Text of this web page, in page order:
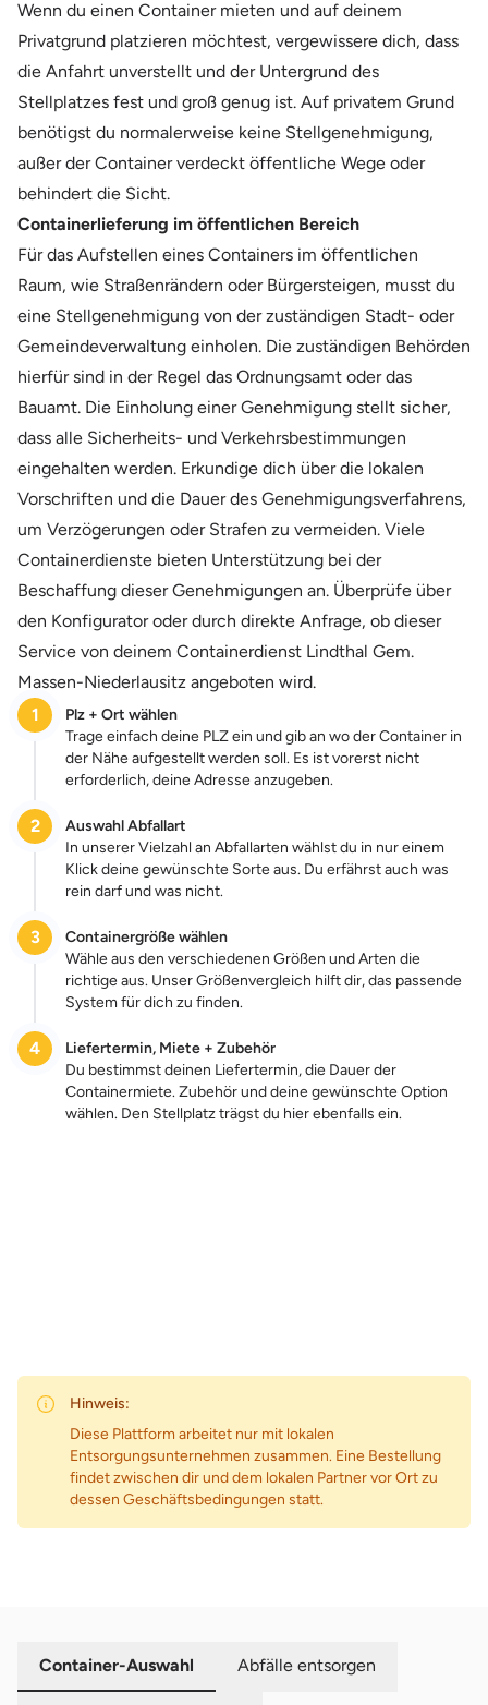
Wenn du einen Container mieten und auf deinem
Privatgrund platzieren möchtest, vergewissere dich, dass
die Anfahrt unverstellt und der Untergrund des
Stellplatzes fest und groß genug ist. Auf privatem Grund
benötigst du normalerweise keine Stellgenehmigung,
außer der Container verdeckt öffentliche Wege oder
behindert die Sicht.
Containerlieferung im öffentlichen Bereich
Für das Aufstellen eines Containers im öffentlichen
Raum, wie Straßenrändern oder Bürgersteigen, musst du
eine Stellgenehmigung von der zuständigen Stadt- oder
Gemeindeverwaltung einholen. Die zuständigen Behörden
hierfür sind in der Regel das Ordnungsamt oder das
Bauamt. Die Einholung einer Genehmigung stellt sicher,
dass alle Sicherheits- und Verkehrsbestimmungen
eingehalten werden. Erkundige dich über die lokalen
Vorschriften und die Dauer des Genehmigungsverfahrens,
um Verzögerungen oder Strafen zu vermeiden. Viele
Containerdienste bieten Unterstützung bei der
Beschaffung dieser Genehmigungen an. Überprüfe über
den Konfigurator oder durch direkte Anfrage, ob dieser
Service von deinem Containerdienst Lindthal Gem.
Massen-Niederlausitz angeboten wird.
1
Plz + Ort wählen
Trage einfach deine PLZ ein und gib an wo der Container in
der Nähe aufgestellt werden soll. Es ist vorerst nicht
erforderlich, deine Adresse anzugeben.
2
Auswahl Abfallart
In unserer Vielzahl an Abfallarten wählst du in nur einem
Klick deine gewünschte Sorte aus. Du erfährst auch was
rein darf und was nicht.
3
Containergröße wählen
Wähle aus den verschiedenen Größen und Arten die
richtige aus. Unser Größenvergleich hilft dir, das passende
System für dich zu finden.
4
Liefertermin, Miete + Zubehör
Du bestimmst deinen Liefertermin, die Dauer der
Containermiete. Zubehör und deine gewünschte Option
wählen. Den Stellplatz trägst du hier ebenfalls ein.
Hinweis:
Diese Plattform arbeitet nur mit lokalen
Entsorgungsunternehmen zusammen. Eine Bestellung
findet zwischen dir und dem lokalen Partner vor Ort zu
dessen Geschäftsbedingungen statt.
Container-Auswahl Abfälle entsorgen